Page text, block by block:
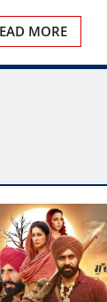
MORE